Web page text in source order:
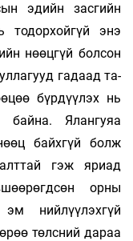
эдийн засгийн
энэ
нөөцгүй болсон
гадаад та­
бүрдүүлэх нь
байна. Ялангуяа
байхгүй болж
гэж яриад
орны
нийлүүлэхгүй
төлсний дараа